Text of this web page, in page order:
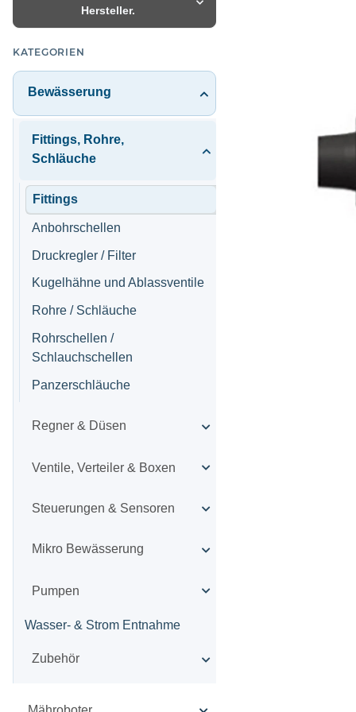
Hersteller.
KATEGORIEN
Bewässerung
Fittings, Rohre,
Schläuche
Fittings
Anbohrschellen
Druckregler / Filter
Kugelhähne und Ablassventile
Rohre / Schläuche
Rohrschellen /
Schlauchschellen
Panzerschläuche
Regner & Düsen
Ventile, Verteiler & Boxen
Steuerungen & Sensoren
Mikro Bewässerung
Pumpen
Wasser- & Strom Entnahme
Zubehör